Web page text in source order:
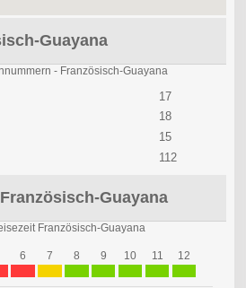
Guayana
17
18
15
112
Guayana
6 7 8 9 10 11 12